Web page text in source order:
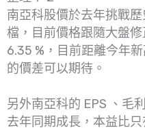
南亞科股價於去年挑戰
檔，目前價格跟隨大盤
6.35 %，目前距離今年
的價差可以期待。
另外南亞科的 EPS 、毛
去年同期成長，本益比